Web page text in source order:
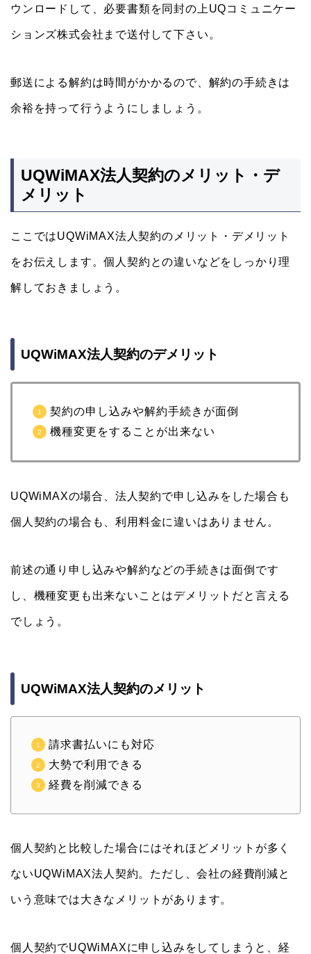
ウンロードして、必要書類を同封の上UQコミュニケー
ションズ株式会社まで送付して下さい。
郵送による解約は時間がかかるので、解約の手続きは
余裕を持って行うようにしましょう。
UQWiMAX法人契約のメリット・デ
メリット
ここではUQWiMAX法人契約のメリット・デメリット
をお伝えします。個人契約との違いなどをしっかり理
解しておきましょう。
UQWiMAX法人契約のデメリット
契約の申し込みや解約手続きが面倒
機種変更をすることが出来ない
UQWiMAXの場合、法人契約で申し込みをした場合も
個人契約の場合も、利用料金に違いはありません。
前述の通り申し込みや解約などの手続きは面倒です
し、機種変更も出来ないことはデメリットだと言える
でしょう。
UQWiMAX法人契約のメリット
請求書払いにも対応
大勢で利用できる
経費を削減できる
個人契約と比較した場合にはそれほどメリットが多く
ないUQWiMAX法人契約。ただし、会社の経費削減と
いう意味では大きなメリットがあります。
個人契約でUQWiMAXに申し込みをしてしまうと、経